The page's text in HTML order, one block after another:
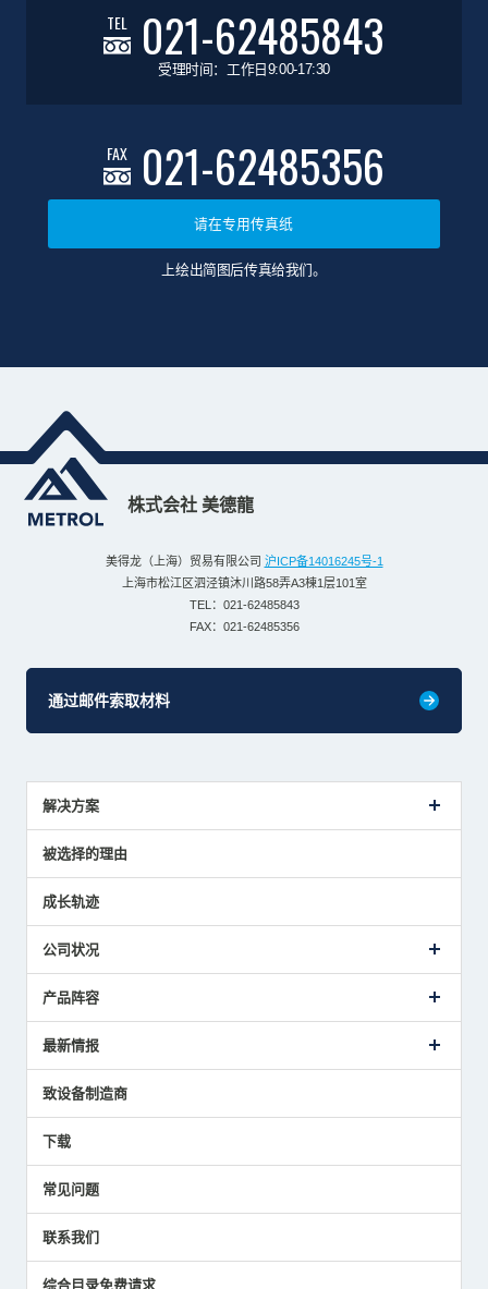
TEL 021-62485843
受理时间：工作日9:00-17:30
FAX 021-62485356
请在专用传真纸
上绘出简图后传真给我们。
株式会社 美德龍
美得龙（上海）贸易有限公司 沪ICP备14016245号-1
上海市松江区泗泾镇沐川路58弄A3棟1层101室
TEL：021-62485843
FAX：021-62485356
通过邮件索取材料
解决方案
解决方案建议
被选择的理由
成长轨迹
公司状况
致词
主要获奖经历
国家/地区/语言
产品阵容
对刀仪
气压式精密定位传感器
最新情报
美德龙的技术
员工博客
中小企业BCP地震对策
传感器技术指南
社长博客
致设备制造商
下载
常见问题
联系我们
综合目录免费请求